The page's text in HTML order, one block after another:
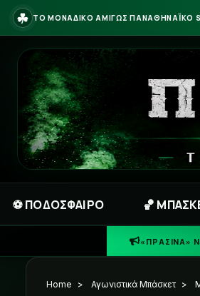
☘ ΤΟ ΜΟΝΑΔΙΚΟ ΑΜΙΓΩΣ ΠΑΝΑΘΗΝΑΪΚΟ
⚽ ΠΟΔΟΣΦΑΙΡΟ 🏀
«ΠΡΑΣΙΝΑ»
Home > Αγωνιστικά Μπάσκετ >